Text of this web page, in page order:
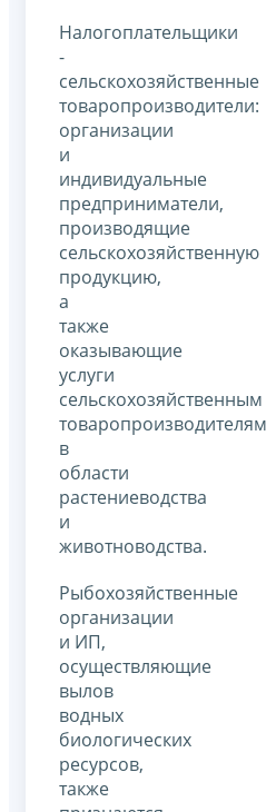
Налогоплательщики
-
сельскохозяйственные
товаропроизводители:
организации
и
индивидуальные
предприниматели,
производящие
сельскохозяйственную
продукцию,
а
также
оказывающие
услуги
сельскохозяйственным
товаропроизводителям
в
области
растениеводства
и
животноводства.
Рыбохозяйственные
организации
и ИП,
осуществляющие
вылов
водных
биологических
ресурсов,
также